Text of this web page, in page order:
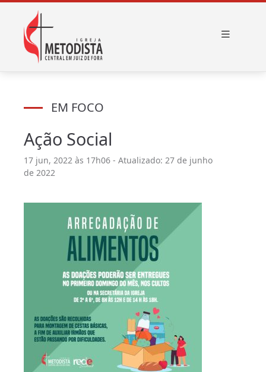
EM FOCO
Ação Social
17 jun, 2022 às 17h06 - Atualizado: 27 de junho
de 2022